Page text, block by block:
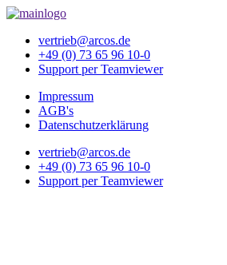
vertrieb@arcos.de
+49 (0) 73 65 96 10-0
Support per Teamviewer
Impressum
AGB's
Datenschutzerklärung
vertrieb@arcos.de
+49 (0) 73 65 96 10-0
Support per Teamviewer